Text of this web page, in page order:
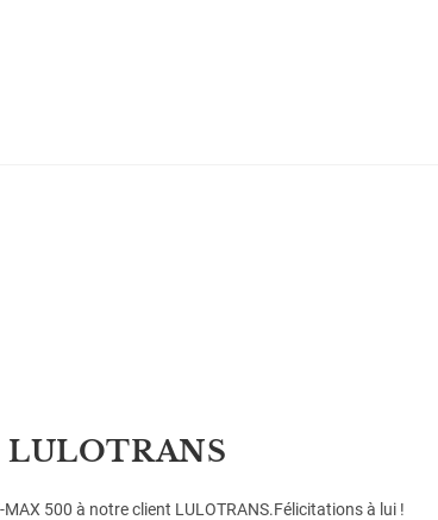
LULOTRANS
MAX 500 à notre client LULOTRANS.Félicitations à lui !